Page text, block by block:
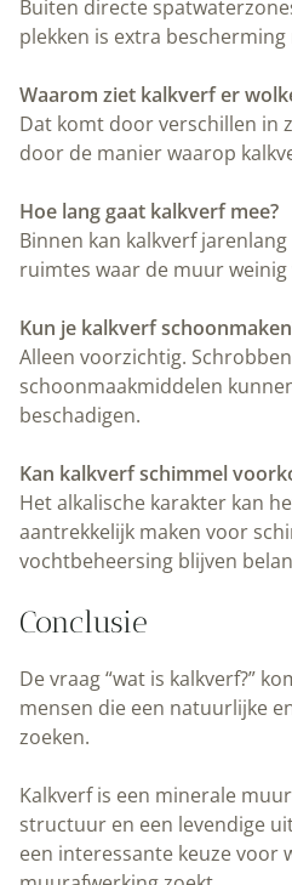
Buiten directe
plekken is extra bescherming
Waarom ziet kalkverf er
Dat komt door verschillen in
door de manier waarop
Hoe lang gaat kalkverf mee?
Binnen kan kalkverf
ruimtes waar de muur
Kun je kalkverf
Alleen voorzichtig.
schoonmaakmiddelen
beschadigen.
Kan kalkverf schimmel
Het alkalische karakter kan
aantrekkelijk maken voor
vochtbeheersing blijven
Conclusie
De vraag “wat is kalkverf?”
mensen die een natuurlijke
zoeken.
Kalkverf is een minerale
structuur en een levendige
een interessante keuze voor